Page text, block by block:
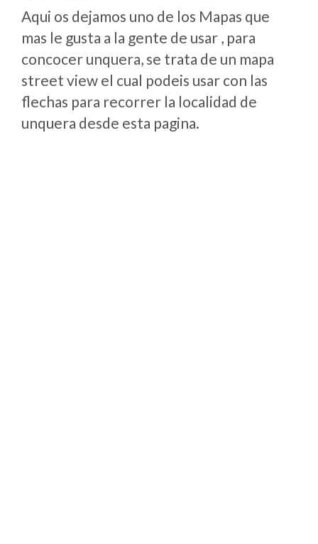
Aqui os dejamos uno de los Mapas que
mas le gusta a la gente de usar , para
concocer unquera, se trata de un mapa
street view el cual podeis usar con las
flechas para recorrer la localidad de
unquera desde esta pagina.